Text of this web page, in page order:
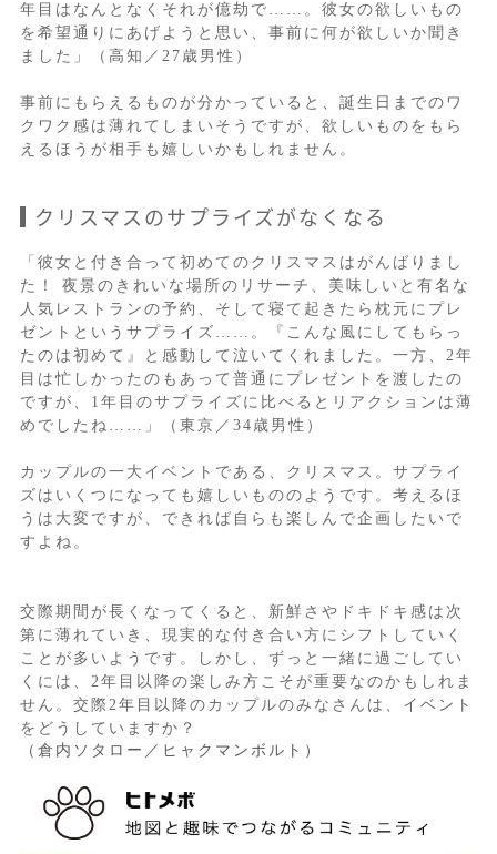
年目はなんとなくそれが億劫で……。彼女の欲しいもの
を希望通りにあげようと思い、事前に何が欲しいか聞き
ました」（高知／27歳男性）
事前にもらえるものが分かっていると、誕生日までのワ
クワク感は薄れてしまいそうですが、欲しいものをもら
えるほうが相手も嬉しいかもしれません。
クリスマスのサプライズがなくなる
「彼女と付き合って初めてのクリスマスはがんばりまし
た！ 夜景のきれいな場所のリサーチ、美味しいと有名な
人気レストランの予約、そして寝て起きたら枕元にプレ
ゼントというサプライズ……。『こんな風にしてもらっ
たのは初めて』と感動して泣いてくれました。一方、2年
目は忙しかったのもあって普通にプレゼントを渡したの
ですが、1年目のサプライズに比べるとリアクションは薄
めでしたね……」（東京／34歳男性）
カップルの一大イベントである、クリスマス。サプライ
ズはいくつになっても嬉しいもののようです。考えるほ
うは大変ですが、できれば自らも楽しんで企画したいで
すよね。
交際期間が長くなってくると、新鮮さやドキドキ感は次
第に薄れていき、現実的な付き合い方にシフトしていく
ことが多いようです。しかし、ずっと一緒に過ごしてい
くには、2年目以降の楽しみ方こそが重要なのかもしれま
せん。交際2年目以降のカップルのみなさんは、イベント
をどうしていますか？
（倉内ソタロー／ヒャクマンボルト）